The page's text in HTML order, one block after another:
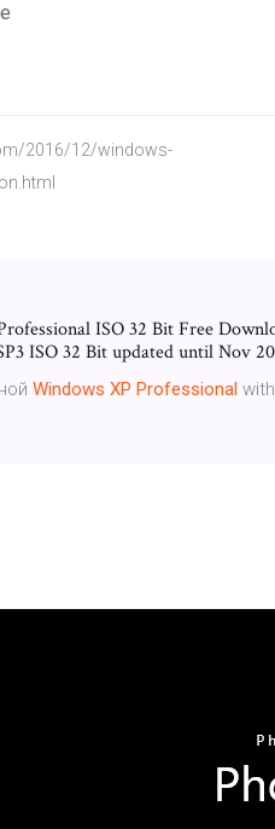
2016/12/windows-
ISO 32 Bit Free
ISO 32 Bit updated until Nov
Windows XP Professional